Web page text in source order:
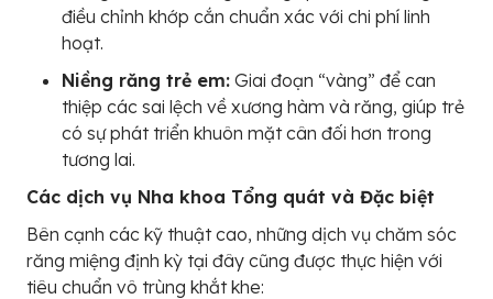
điều chỉnh khớp cắn chuẩn xác với chi phí linh
hoạt.
Niềng răng trẻ em: Giai đoạn “vàng” để can
thiệp các sai lệch về xương hàm và răng, giúp trẻ
có sự phát triển khuôn mặt cân đối hơn trong
tương lai.
Các dịch vụ Nha khoa Tổng quát và Đặc biệt
Bên cạnh các kỹ thuật cao, những dịch vụ chăm sóc
răng miệng định kỳ tại đây cũng được thực hiện với
tiêu chuẩn vô trùng khắt khe: